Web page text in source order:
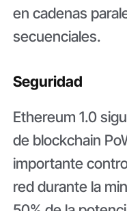
en cadenas
secuenciales.
Seguridad
Ethereum 1.0
de blockchain
importante
red durante la